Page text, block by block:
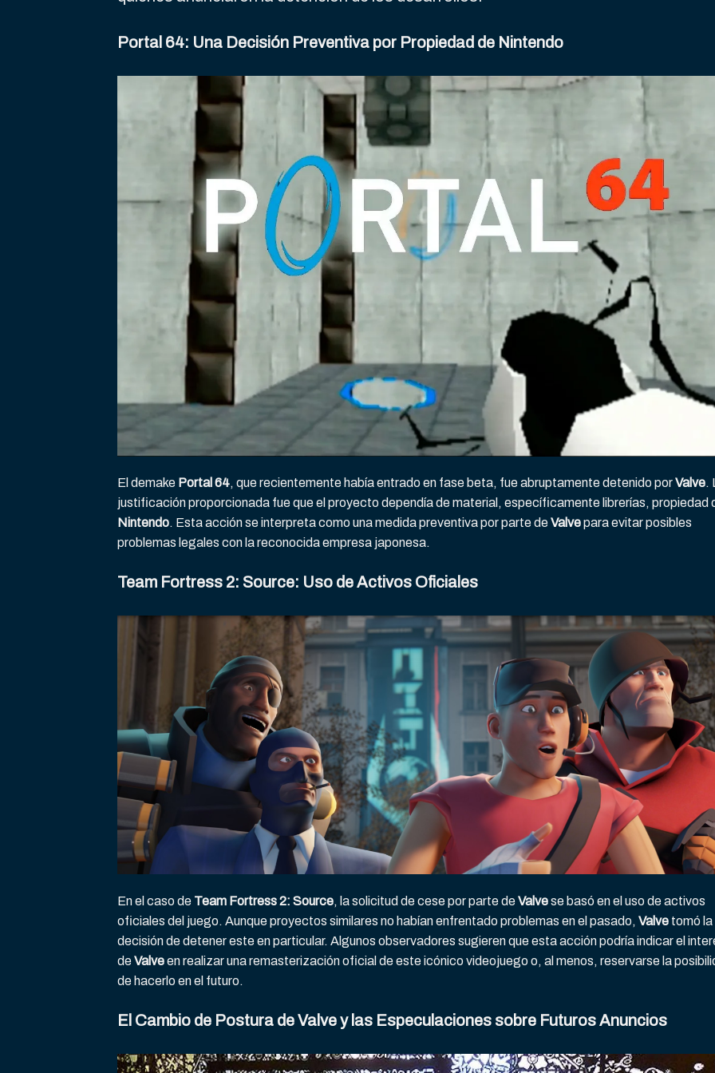
Portal 64: Una Decisión Preventiva por Propiedad de Nintendo
El demake Portal 64, que recientemente había entrado en fase beta, fue abruptamente detenido porValve.
justificación proporcionada fue que el proyecto dependía de material, específicamente librerías, propiedad
Nintendo. Esta acción se interpreta como una medida preventiva por parte deValvepara evitar posibles
problemas legales con la reconocida empresa japonesa.
Team Fortress 2: Source: Uso de Activos Oficiales
En el caso de Team Fortress 2: Source, la solicitud de cese por parte deValvese basó en el uso de activos
oficiales del juego. Aunque proyectos similares no habían enfrentado problemas en el pasado, Valve tomó la
decisión de detener este en particular. Algunos observadores sugieren que esta acción podría indicar el
deValveen realizar una remasterización oficial de este icónico videojuego o, al menos, reservarse la
de hacerlo en el futuro.
El Cambio de Postura de Valve y las Especulaciones sobre Futuros Anuncios